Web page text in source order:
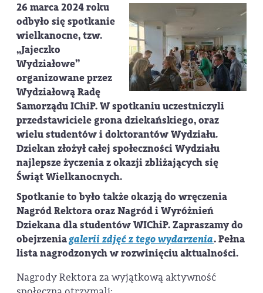
26 marca 2024 roku
odbyło się spotkanie
wielkanocne, tzw.
„Jajeczko
Wydziałowe”
organizowane przez
Wydziałową Radę
Samorządu IChiP. W spotkaniu uczestniczyli
przedstawiciele grona dziekańskiego, oraz
wielu studentów i doktorantów Wydziału.
Dziekan złożył całej społeczności Wydziału
najlepsze życzenia z okazji zbliżających się
Świąt Wielkanocnych.
Spotkanie to było także okazją do wręczenia
Nagród Rektora oraz Nagród i Wyróżnień
Dziekana dla studentów WIChiP. Zapraszamy do
obejrzeniagalerii zdjęć z tego wydarzenia. Pełna
lista nagrodzonych w rozwinięciu aktualności.
Nagrody Rektora za wyjątkową aktywność